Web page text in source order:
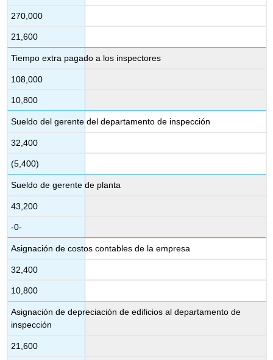
270,000
21,600
Tiempo extra pagado a los inspectores
108,000
10,800
Sueldo del gerente del departamento de inspección
32,400
(5,400)
Sueldo de gerente de planta
43,200
-0-
Asignación de costos contables de la empresa
32,400
10,800
Asignación de depreciación de edificios al departamento de
inspección
21,600